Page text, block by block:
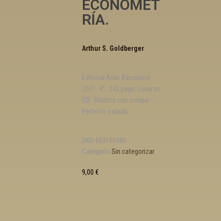
ECONOMET
RÍA.
Arthur S. Goldberger
Editorial Ariel. Barcelona
2001. 4° . 242 pags. Lleva un
CD . Rústica con solapa.
Perfecto estado.
SKU 603100380
Categoría Sin categorizar
9,00 €